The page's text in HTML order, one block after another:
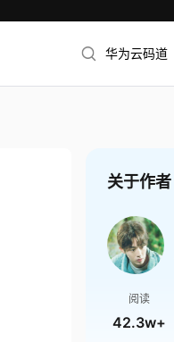
华为云码道
关于作者
阅读
42.3w+